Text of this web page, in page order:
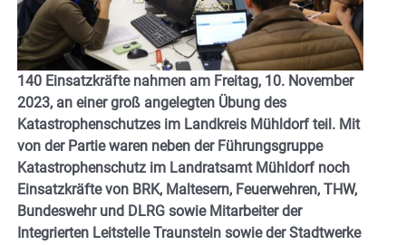
140 Einsatzkräfte nahmen am Freitag, 10. November
2023, an einer groß angelegten Übung des
Katastrophenschutzes im Landkreis Mühldorf teil. Mit
von der Partie waren neben der Führungsgruppe
Katastrophenschutz im Landratsamt Mühldorf noch
Einsatzkräfte von BRK, Maltesern, Feuerwehren, THW,
Bundeswehr und DLRG sowie Mitarbeiter der
Integrierten Leitstelle Traunstein sowie der Stadtwerke